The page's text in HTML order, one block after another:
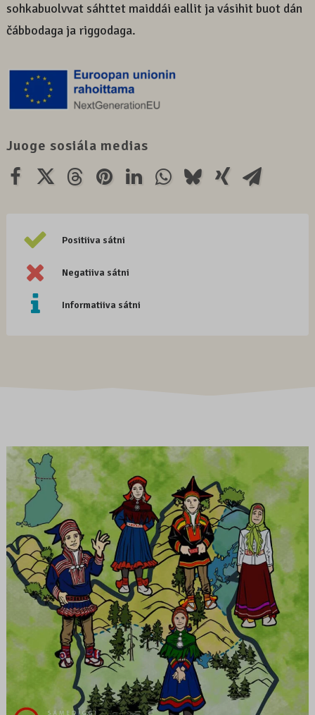
sohkabuolvvat sáhttet maiddái eallit ja vásihit buot dán
čábbodaga ja riggodaga.
Juoge sosiála medias
Positiiva sátni
Negatiiva sátni
Informatiiva sátni